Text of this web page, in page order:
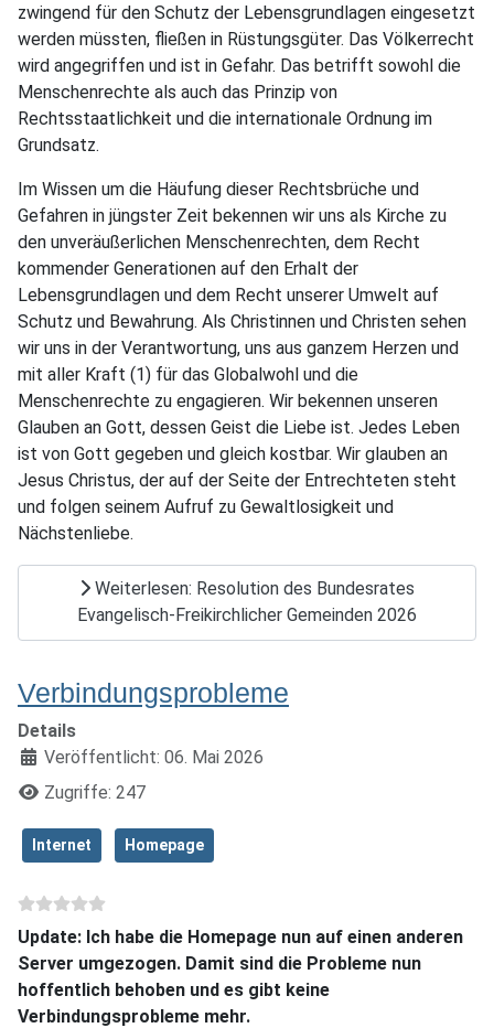
zwingend für den Schutz der Lebensgrundlagen eingesetzt
werden müssten, fließen in Rüstungsgüter. Das Völkerrecht
wird angegriffen und ist in Gefahr. Das betrifft sowohl die
Menschenrechte als auch das Prinzip von
Rechtsstaatlichkeit und die internationale Ordnung im
Grundsatz.
Im Wissen um die Häufung dieser Rechtsbrüche und
Gefahren in jüngster Zeit bekennen wir uns als Kirche zu
den unveräußerlichen Menschenrechten, dem Recht
kommender Generationen auf den Erhalt der
Lebensgrundlagen und dem Recht unserer Umwelt auf
Schutz und Bewahrung. Als Christinnen und Christen sehen
wir uns in der Verantwortung, uns aus ganzem Herzen und
mit aller Kraft (1) für das Globalwohl und die
Menschenrechte zu engagieren. Wir bekennen unseren
Glauben an Gott, dessen Geist die Liebe ist. Jedes Leben
ist von Gott gegeben und gleich kostbar. Wir glauben an
Jesus Christus, der auf der Seite der Entrechteten steht
und folgen seinem Aufruf zu Gewaltlosigkeit und
Nächstenliebe.
Weiterlesen: Resolution des Bundesrates
Evangelisch-Freikirchlicher Gemeinden 2026
Verbindungsprobleme
Details
Veröffentlicht: 06. Mai 2026
Zugriffe: 247
Internet Homepage
Update: Ich habe die Homepage nun auf einen anderen
Server umgezogen. Damit sind die Probleme nun
hoffentlich behoben und es gibt keine
Verbindungsprobleme mehr.